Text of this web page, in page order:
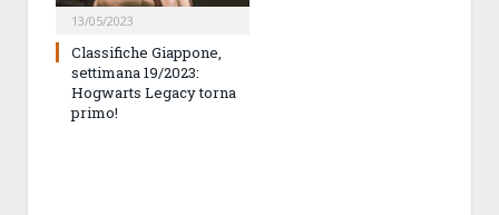
13/05/2023
Classifiche Giappone,
settimana 19/2023:
Hogwarts Legacy torna
primo!